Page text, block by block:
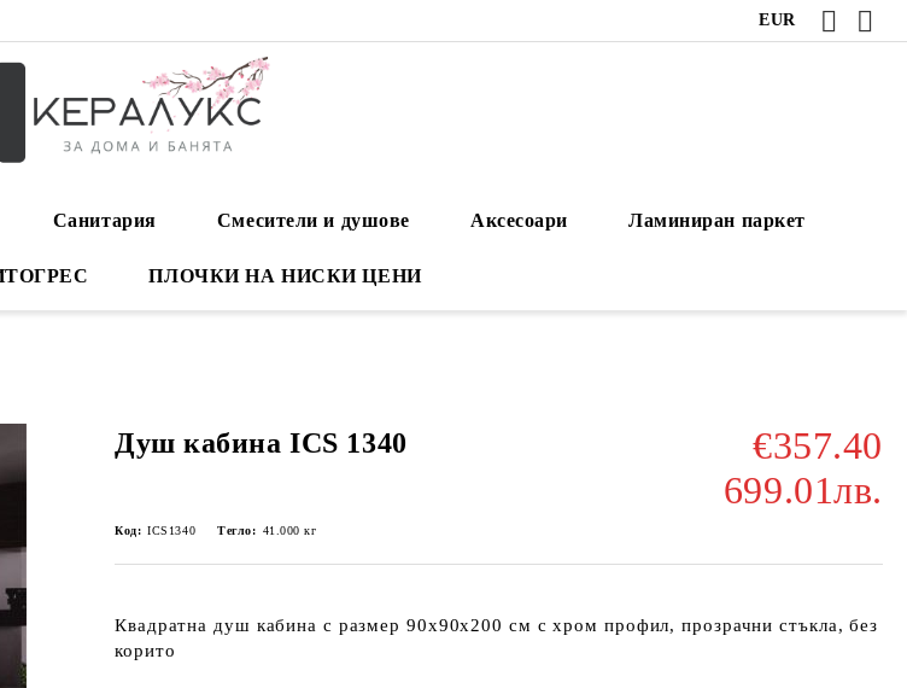
EUR
Санитария Смесители и душове Аксесоари Ламиниран паркет
ПЛОЧКИ НА НИСКИ ЦЕНИ
Душ кабина ICS 1340
€357.40
699.01лв.
Код: ICS1340 Тегло: 41.000 кг
Квадратна душ кабина с размер 90х90х200 см с хром профил, прозрачни стъкла, без
корито